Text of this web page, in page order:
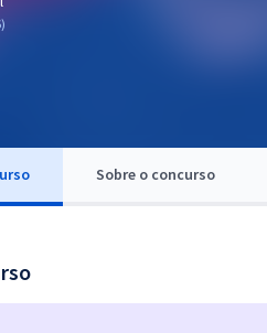
Sobre o concurso